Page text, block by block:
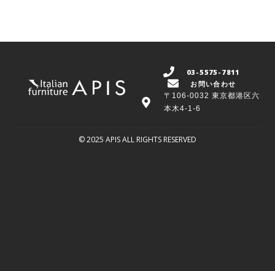
03-5575-7811
お問い合わせ
〒106-0032 東京都港区六
本木4-1-6
© 2025 APIS ALL RIGHTS RESERVED